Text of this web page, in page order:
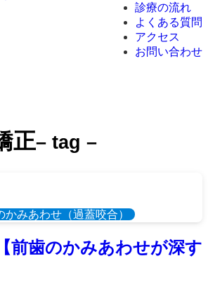
診療の流れ
よくある質問
アクセス
お問い合わせ
正– tag –
かみあわせ（過蓋咬合）
前歯のかみあわせが深す